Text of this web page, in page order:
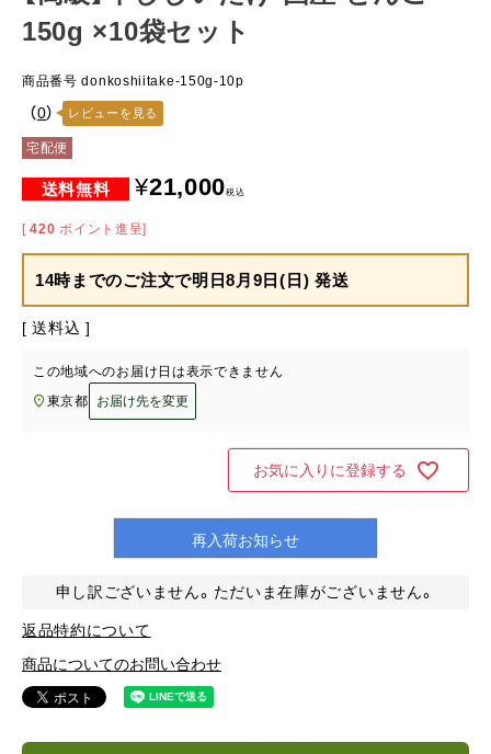
150g ×10袋セット
商品番号 donkoshiitake-150g-10p
（0） レビューを見る
宅配便
¥21,000税込
[ 420 ポイント進呈]
14時までのご注文で明日8月9日(日) 発送
送料込
この地域へのお届け日は表示できません
東京都
お届け先を変更
お気に入りに登録する
再入荷お知らせ
申し訳ございません。ただいま在庫がございません。
返品特約について
商品についてのお問い合わせ